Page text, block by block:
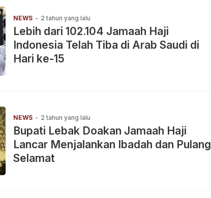
NEWS - 2 tahun yang lalu
Lebih dari 102.104 Jamaah Haji
Indonesia Telah Tiba di Arab Saudi di
Hari ke-15
NEWS - 2 tahun yang lalu
Bupati Lebak Doakan Jamaah Haji
Lancar Menjalankan Ibadah dan Pulang
Selamat